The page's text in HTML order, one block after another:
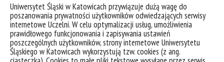
Uniwersytet Śląski w Katowicach przywiązuje dużą wagę do
poszanowania prywatności użytkowników odwiedzających serwisy
internetowe Uczelni. W celu optymalizacji usług, umożliwienia
prawidłowego funkcjonowania i zapisywania ustawień
poszczególnych użytkowników, strony internetowe Uniwersytetu
Śląskiego w Katowicach wykorzystują tzw. cookies (z ang.
„Dyscyplina: Sztuki
muzyczne”
Osoby reprezentujące dyscyplinę: sztuki muzyczne